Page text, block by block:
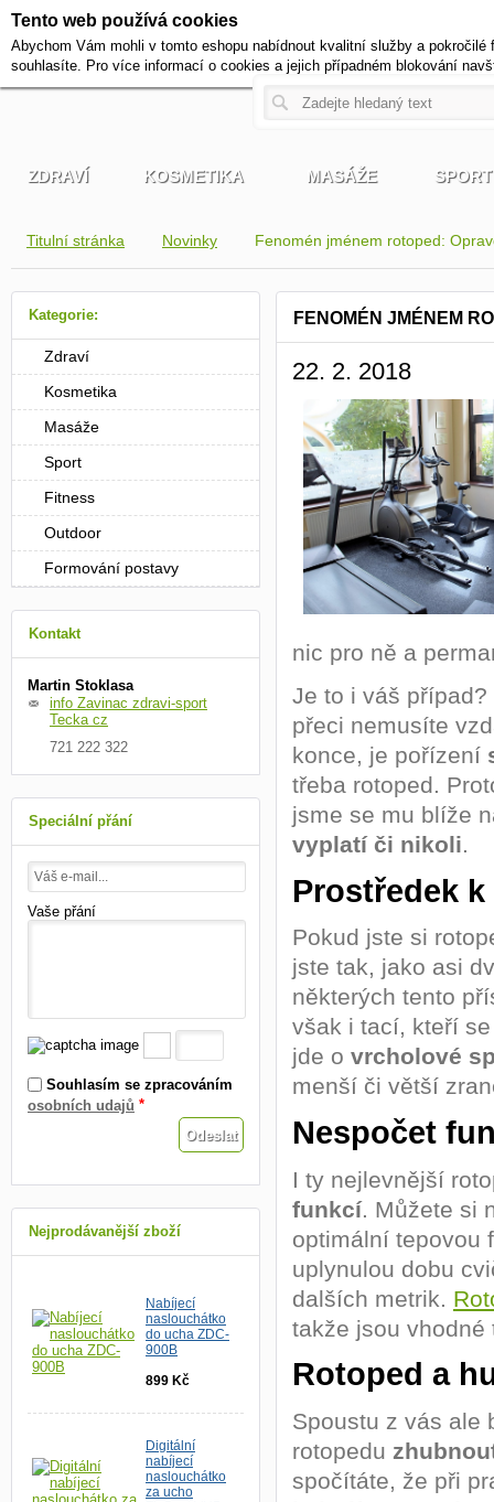
Titulní stránka Novinky Fenomén jménem rotoped:
FENOMÉN JMÉNEM
22. 2. 2018
nic pro ně a
Je to i váš
přeci nemusíte
konce, je pořízení
třeba rotoped.
jsme se mu blíže
vyplatí či nikoli.
Prostředek
Pokud jste si
jste tak, jako asi
některých tento
však i tací, kteří
jde o vrcholové
menší či větší
Nespočet
I ty nejlevnější
funkcí. Můžete si
optimální tepovou
uplynulou dobu
dalších metrik.
takže jsou vhodné
Rotoped a
Spoustu z vás ale
rotopedu
spočítáte, že při
Kategorie:
Zdraví
Kosmetika
Masáže
Sport
Fitness
Outdoor
Formování postavy
Kontakt
Martin Stoklasa
info Zavinac zdravi-sport
Tecka cz
721 222 322
Speciální přání
Vaše přání
Souhlasím se zpracováním
osobních udajů *
Nejprodávanější zboží
Nabíjecí
naslouchátko
do ucha ZDC-
900B
899 Kč
Digitální
nabíjecí
naslouchátko
za ucho
Pracovní dny od 9 do 17
ZDRAVÍ KOSMETIKA MASÁŽE SPORT
Tento web používá cookies
Abychom Vám mohli v tomto eshopu nabídnout kvalitní služby a
souhlasíte. Pro více informací o cookies a jejich případném blokování